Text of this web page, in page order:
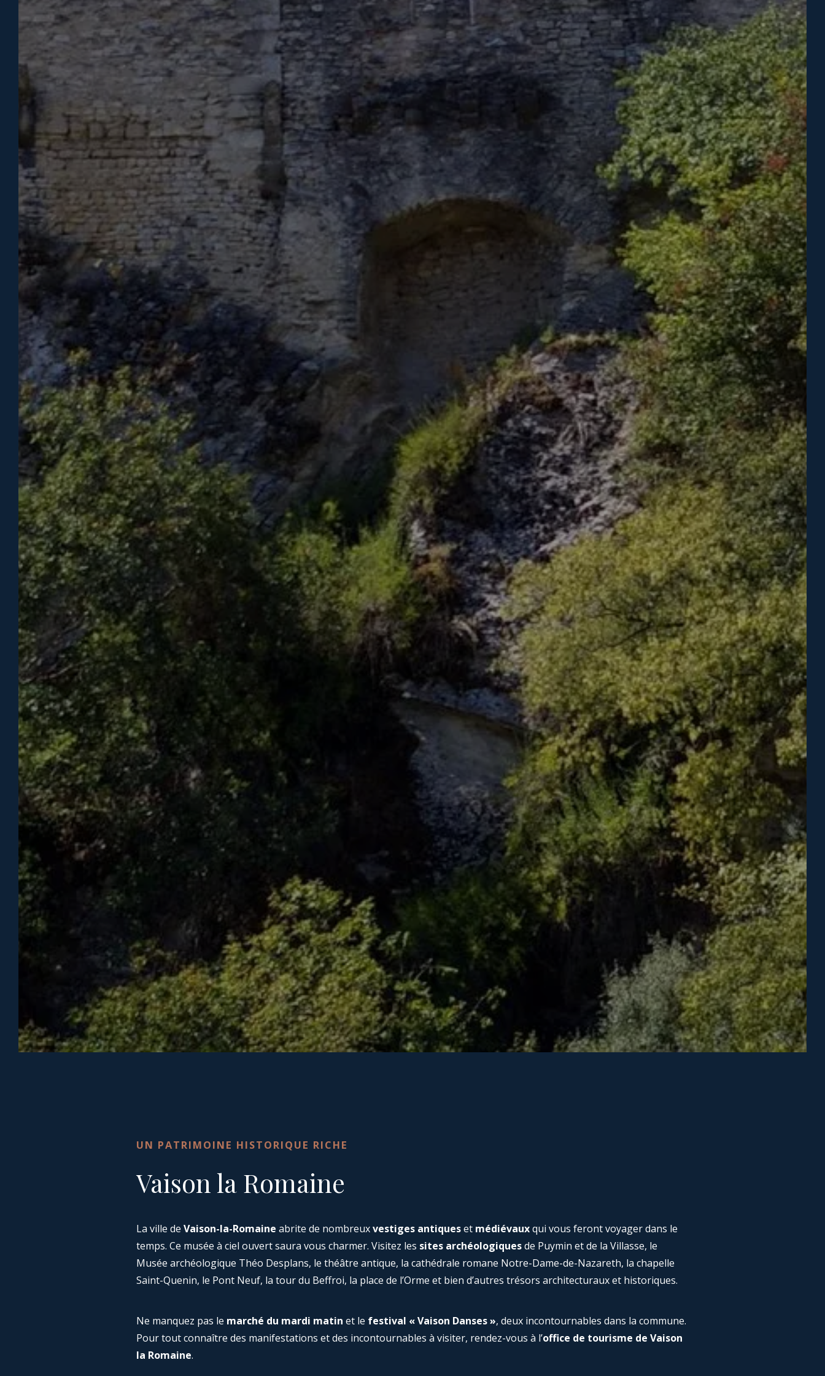
ACCUEIL DOMAINE AYGUETTE NOS HÉBERGEMENTS ACTIVITÉS & SERVICES
VISITER LA RÉGION
VAISON-LA-ROMAINE ET
SES VILLAGES
LE MONT VENTOUX
LES VIGNOBLES
POUR LES SPORTIFS ET
LES AMATEURS DE NATURE
POUR LES PLUS JEUNES
UN PATRIMOINE HISTORIQUE RICHE
Vaison la Romaine
La ville de Vaison-la-Romaine abrite de nombreuxvestiges antiqueset médiévauxqui vous feront voyager dans le
temps. Ce musée à ciel ouvert saura vous charmer. Visitez les sites archéologiquesde Puymin et de la Villasse, le
Musée archéologique Théo Desplans, le théâtre antique, la cathédrale romane Notre-Dame-de-Nazareth, la chapelle
Saint-Quenin, le Pont Neuf, la tour du Beffroi, la place de l’Orme et bien d’autres trésors architecturaux et historiques.
Ne manquez pas le marché du mardi matin et le festival « Vaison Danses », deux incontournables dans la commune.
Pour tout connaître des manifestations et des incontournables à visiter, rendez-vous à l’office de tourisme de Vaison
la Romaine.